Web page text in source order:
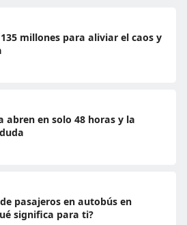
millones para aliviar el caos y
abren en solo 48 horas y la
pasajeros en autobús en
significa para ti?